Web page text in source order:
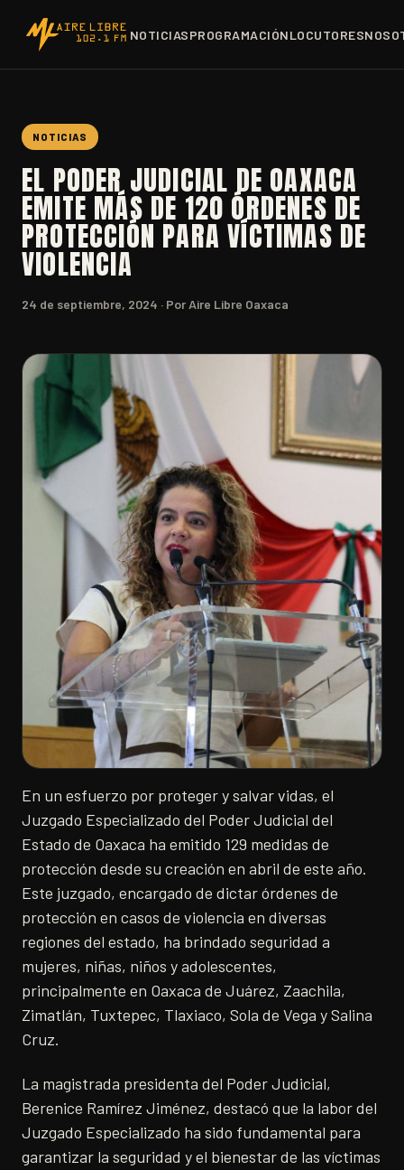
NOTICIASPROGRAMACIÓNLOCUTORES
NOTICIAS
EL PODER JUDICIAL DE OAXACA
EMITE MÁS DE 120 ÓRDENES DE
PROTECCIÓN PARA VÍCTIMAS DE
VIOLENCIA
24 de septiembre, 2024 · Por Aire Libre Oaxaca
En un esfuerzo por proteger y salvar vidas, el
Juzgado Especializado del Poder Judicial del
Estado de Oaxaca ha emitido 129 medidas de
protección desde su creación en abril de este año.
Este juzgado, encargado de dictar órdenes de
protección en casos de violencia en diversas
regiones del estado, ha brindado seguridad a
mujeres, niñas, niños y adolescentes,
principalmente en Oaxaca de Juárez, Zaachila,
Zimatlán, Tuxtepec, Tlaxiaco, Sola de Vega y Salina
Cruz.
La magistrada presidenta del Poder Judicial,
Berenice Ramírez Jiménez, destacó que la labor del
Juzgado Especializado ha sido fundamental para
garantizar la seguridad y el bienestar de las víctimas